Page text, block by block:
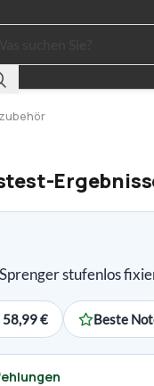
stufenlos
58,99 € Beste